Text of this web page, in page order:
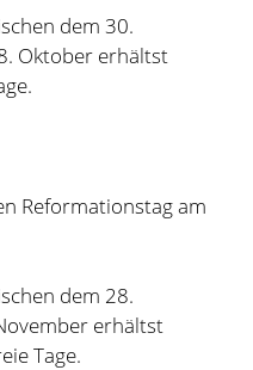
dem 30.
Oktober erhältst
Reformationstag am
dem 28.
erhältst
Tage.